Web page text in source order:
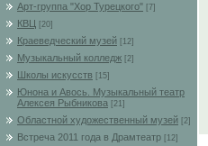
Арт-группа "Хор Турецкого" [7]
КВЦ [20]
Краеведческий музей [12]
Музыкальный колледж [2]
Школы искусств [15]
Юнона и Авось. Музыкальный театр
Алексея Рыбникова
[21]
Областной художественный музей [2]
Встреча 2011 года в Драмтеатр [12]